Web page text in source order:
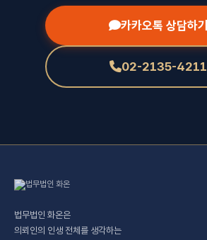
카카오톡 상담하기
02-2135-4211
법무법인 화온은
의뢰인의 인생 전체를 생각하는